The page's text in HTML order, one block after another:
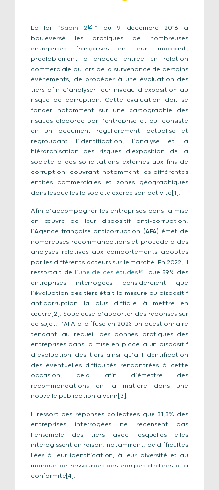
La loi “Sapin 2
” du 9 décembre 2016 a
bouleversé les pratiques de nombreuses
entreprises françaises en leur imposant,
préalablement à chaque entrée en relation
commerciale ou lors de la survenance de certains
évènements, de procéder à une évaluation des
tiers afin d’analyser leur niveau d’exposition au
risque de corruption. Cette évaluation doit se
fonder notamment sur une cartographie des
risques élaborée par l’entreprise et qui consiste
en un document régulièrement actualisé et
regroupant l’identification, l’analyse et la
hiérarchisation des risques d’exposition de la
société à des sollicitations externes aux fins de
corruption, couvrant notamment les différentes
entités commerciales et zones géographiques
dans lesquelles la société exerce son activité[1].
Afin d’accompagner les entreprises dans la mise
en œuvre de leur dispositif anti-corruption,
l’Agence française anticorruption (AFA) émet de
nombreuses recommandations et procède à des
analyses relatives aux comportements adoptés
par les différents acteurs sur le marché. En 2022, il
ressortait de l’une de ces études
que 59% des
entreprises interrogées considéraient que
l’évaluation des tiers était la mesure du dispositif
anticorruption la plus difficile à mettre en
œuvre[2]. Soucieuse d’apporter des réponses sur
ce sujet, l’AFA a diffusé en 2023 un questionnaire
tendant au recueil des bonnes pratiques des
entreprises dans la mise en place d’un dispositif
d’évaluation des tiers ainsi qu’à l’identification
des éventuelles difficultés rencontrées à cette
occasion, cela afin d’émettre des
recommandations en la matière dans une
nouvelle publication à venir[3].
Il ressort des réponses collectées que 31,3% des
entreprises interrogées ne recensent pas
l’ensemble des tiers avec lesquelles elles
interagissent en raison, notamment, de difficultés
liées à leur identification, à leur diversité et au
manque de ressources des équipes dédiées à la
conformité[4].